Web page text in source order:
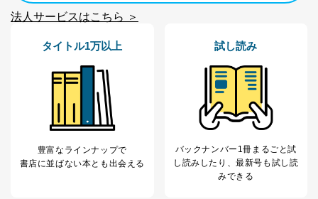
法人サービスはこちら ＞
タイトル1万以上
豊富なラインナップで
書店に並ばない本とも出会える
試し読み
バックナンバー1冊まるごと試
し読み したり、最新号も試し読
みできる